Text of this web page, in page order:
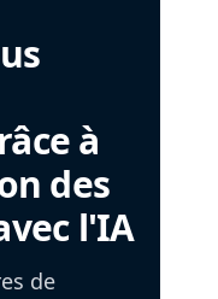
à
des
l'IA
de